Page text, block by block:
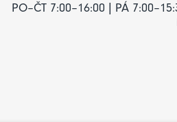
PO–ČT 7:00–16:00 | PÁ